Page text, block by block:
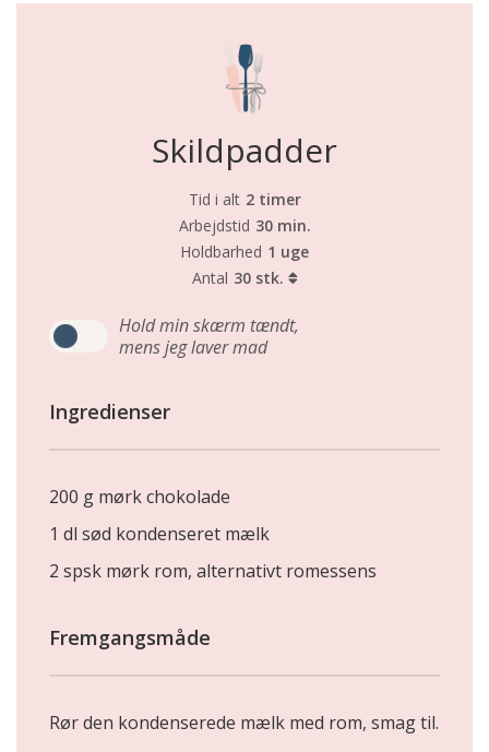
Skildpadder
Tid i alt 2 timer
Arbejdstid 30 min.
Holdbarhed 1 uge
Antal 30 stk.
Hold min skærm tændt,
mens jeg laver mad
Ingredienser
200 g mørk chokolade
1 dl sød kondenseret mælk
2 spsk mørk rom, alternativt romessens
Fremgangsmåde
Rør den kondenserede mælk med rom, smag til.